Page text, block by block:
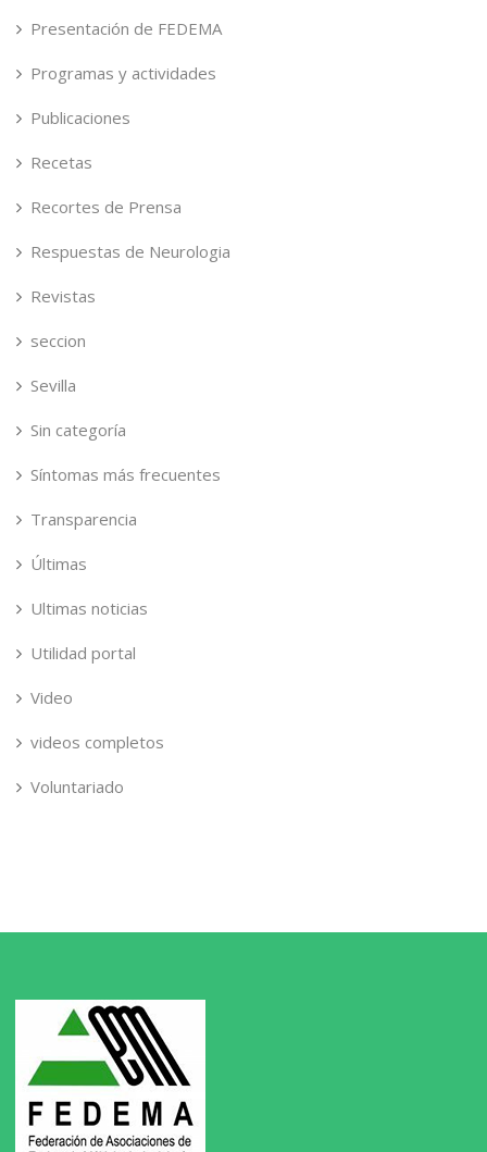
Presentación de FEDEMA
Programas y actividades
Publicaciones
Recetas
Recortes de Prensa
Respuestas de Neurologia
Revistas
seccion
Sevilla
Sin categoría
Síntomas más frecuentes
Transparencia
Últimas
Ultimas noticias
Utilidad portal
Video
videos completos
Voluntariado